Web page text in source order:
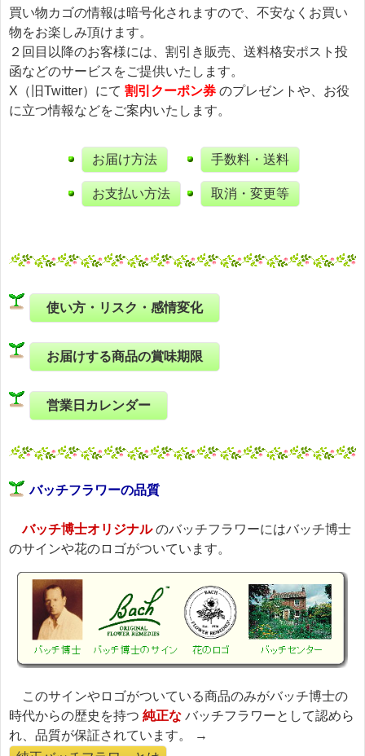
買い物カゴの情報は暗号化されますので、不安なくお買い
物をお楽しみ頂けます。
２回目以降のお客様には、割引き販売、送料格安ポスト投
函などのサービスをご提供いたします。
X（旧Twitter）にて 割引クーポン券 のプレゼントや、お役
に立つ情報などをご案内いたします。
お届け方法
お支払い方法
手数料・送料
取消・変更等
使い方・リスク・感情変化
お届けする商品の賞味期限
営業日カレンダー
バッチフラワーの品質
バッチ博士オリジナルのバッチフラワーにはバッチ博士
のサインや花のロゴがついています。
このサインやロゴがついている商品のみがバッチ博士の
時代からの歴史を持つ 純正な バッチフラワーとして認めら
れ、品質が保証されています。 →